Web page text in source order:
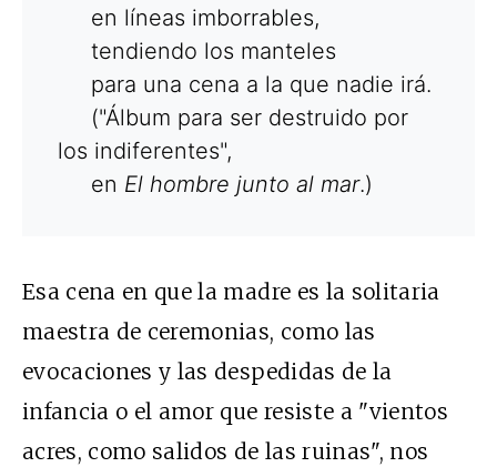
en líneas imborrables,
tendiendo los manteles
para una cena a la que nadie irá.
("Álbum para ser destruido por
los indiferentes",
en El hombre junto al mar.)
Esa cena en que la madre es la solitaria
maestra de ceremonias, como las
evocaciones y las despedidas de la
infancia o el amor que resiste a "vientos
acres, como salidos de las ruinas", nos